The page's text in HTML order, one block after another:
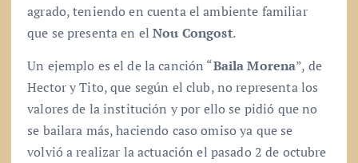
agrado, teniendo en cuenta el ambiente familiar
que se presenta en elNou Congost.
Un ejemplo es el de la canción “Baila Morena”, de
Hector y Tito, que según el club, no representa los
valores de la institución y por ello se pidió que no
se bailara más, haciendo caso omiso ya que se
volvió a realizar la actuación el pasado 2 de octubre